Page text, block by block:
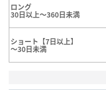
ロング
30日以上～360日未満
ショート【7日以上】
～30日未満